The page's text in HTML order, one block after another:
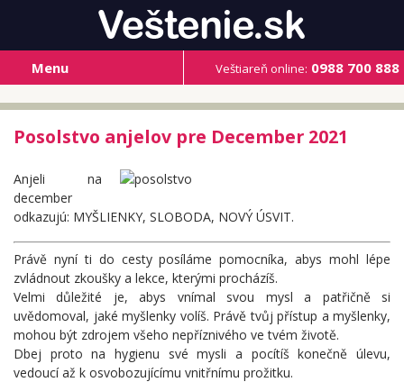
Veštiareň online: 0988 700 888
Menu
Posolstvo anjelov pre December 2021
Anjeli na
december
odkazujú: MYŠLIENKY, SLOBODA, NOVÝ ÚSVIT.
Právě nyní ti do cesty posíláme pomocníka, abys mohl lépe
zvládnout zkoušky a lekce, kterými procházíš.
Velmi důležité je, abys vnímal svou mysl a patřičně si
uvědomoval, jaké myšlenky volíš. Právě tvůj přístup a myšlenky,
mohou být zdrojem všeho nepříznivého ve tvém životě.
Dbej proto na hygienu své mysli a pocítíš konečně úlevu,
vedoucí až k osvobozujícímu vnitřnímu prožitku.